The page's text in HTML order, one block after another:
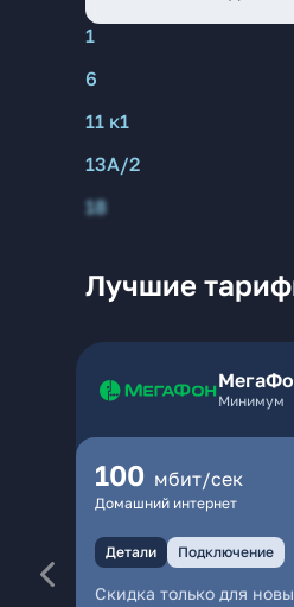
1
6
11 к1
13А/2
18
Лучшие
Минимум
100 мбит/сек
Домашний интернет
Детали Подключение
Скидка только для